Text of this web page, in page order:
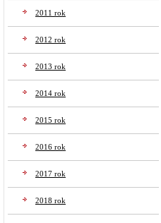
2011 rok
2012 rok
2013 rok
2014 rok
2015 rok
2016 rok
2017 rok
2018 rok